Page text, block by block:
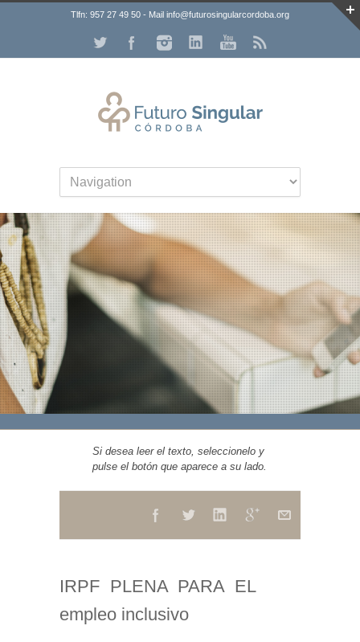
Tlfn: 957 27 49 50 - Mail info@futurosingularcordoba.org
Si desea leer el texto, seleccionelo y
pulse el botón que aparece a su lado.
IRPF PLENA PARA EL
empleo inclusivo